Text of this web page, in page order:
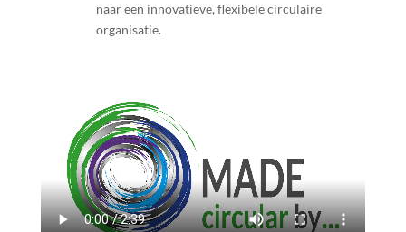
naar een innovatieve, flexibele circulaire
organisatie.